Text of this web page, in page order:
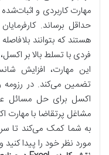
مهارت کاربردی و
حداقل برساند.
هستند که بتوانند
فردی با تسلط بالا بر
این مهارت، افزایش
تضمین می‌کند. در رزومه
اکسل برای حل مسائل
مشاغل پرتقاضا با مهارت
به شما کمک می‌کند تا
مورد نظر خود را پیدا